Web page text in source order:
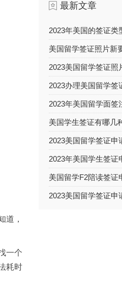
道，
一个
耗时
最新文章
美国留学签证照片新
2023美国留学签证照
2023办理美国留学签
2023年美国留学面签
美国学生签证有哪几
美国留学F2陪读签证